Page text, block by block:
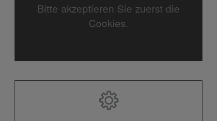
Bitte akzeptieren Sie zuerst die
Cookies.